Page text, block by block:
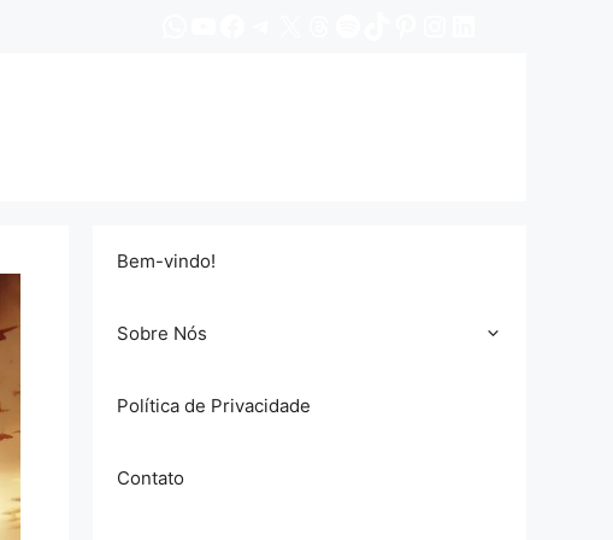
Bem-vindo!
Sobre Nós
Política de Privacidade
Contato